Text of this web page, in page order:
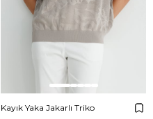
Kayık Yaka Jakarlı Triko